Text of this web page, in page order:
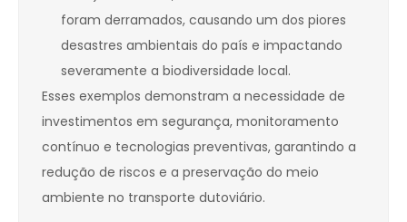
foram derramados, causando um dos piores
desastres ambientais do país e impactando
severamente a biodiversidade local.
Esses exemplos demonstram a necessidade de
investimentos em segurança, monitoramento
contínuo e tecnologias preventivas, garantindo a
redução de riscos e a preservação do meio
ambiente no transporte dutoviário.